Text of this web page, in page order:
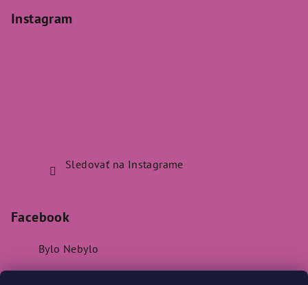
Instagram
Sledovať na Instagrame
Facebook
Bylo Nebylo